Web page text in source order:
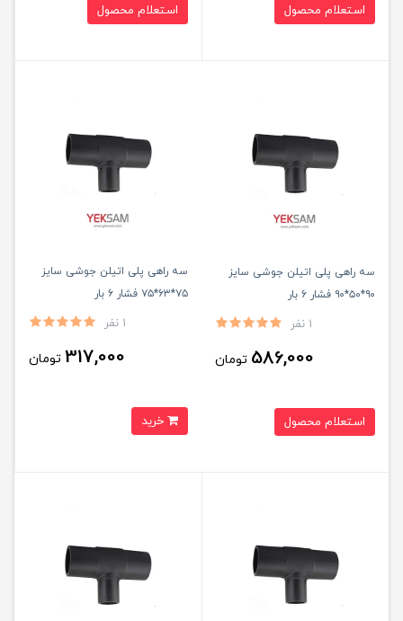
استعلام محصول استعلام محصول
سه راهی پلی اتیلن جوشی سایز
۹۰*۵۰*۹۰ فشار ۶ بار
1 نفر
586,000 تومان
استعلام محصول
سه راهی پلی اتیلن جوشی سایز
۷۵*۶۳*۷۵ فشار ۶ بار
1 نفر
317,000 تومان